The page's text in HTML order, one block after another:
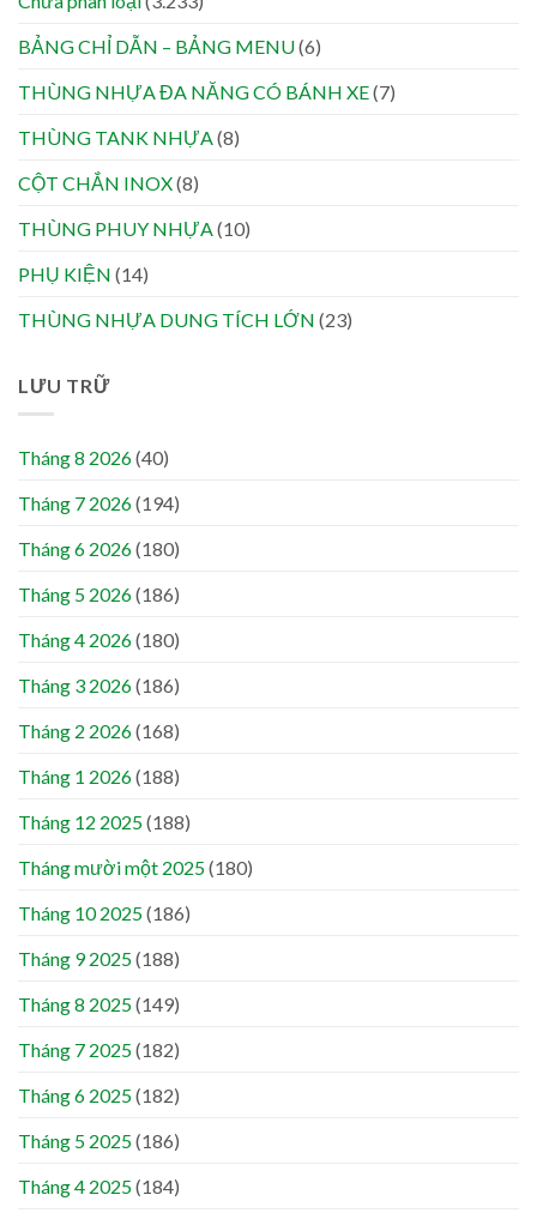
BẢNG CHỈ DẪN – BẢNG MENU(6)
THÙNG NHỰA ĐA NĂNG CÓ BÁNH XE(7)
THÙNG TANK NHỰA (8)
CỘT CHẮN INOX(8)
THÙNG PHUY NHỰA (10)
PHỤ KIỆN (14)
THÙNG NHỰA DUNG TÍCH LỚN (23)
LƯU TRỮ
Tháng 8 2026(40)
Tháng 7 2026(194)
Tháng 6 2026(180)
Tháng 5 2026(186)
Tháng 4 2026(180)
Tháng 3 2026(186)
Tháng 2 2026(168)
Tháng 1 2026(188)
Tháng 12 2025(188)
Tháng mười một 2025(180)
Tháng 10 2025(186)
Tháng 9 2025(188)
Tháng 8 2025(149)
Tháng 7 2025(182)
Tháng 6 2025(182)
Tháng 5 2025(186)
Tháng 4 2025(184)